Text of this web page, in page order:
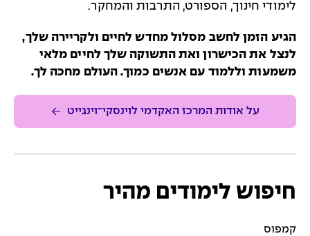
לימודי חינוך, הספורט, התרבות והמחקר.
הגיע הזמן לחשב מסלול מחדש לחיים ולקריירה שלך,
לנצל את הכישרון ואת התשוקה שלך לחיים מלאי
משמעות וללמוד עם אנשים כמוך. העולם מחכה לך.
על אודות המרכז האקדמי לוינסקי־וינגייט
חיפוש לימודים מהיר
קמפוס